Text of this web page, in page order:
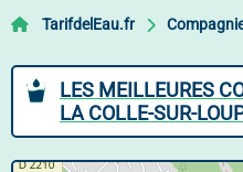
TarifdelEau.fr
LES MEILLEURES
LA COLLE-SUR-